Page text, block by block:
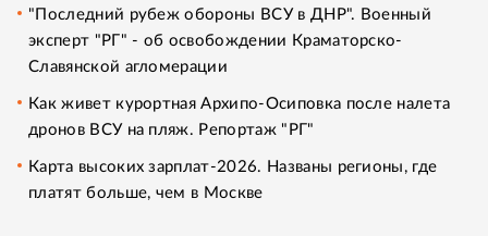
"Последний рубеж обороны ВСУ в ДНР". Военный
эксперт "РГ" - об освобождении Краматорско-
Славянской агломерации
Как живет курортная Архипо-Осиповка после налета
дронов ВСУ на пляж. Репортаж "РГ"
Карта высоких зарплат-2026. Названы регионы, где
платят больше, чем в Москве